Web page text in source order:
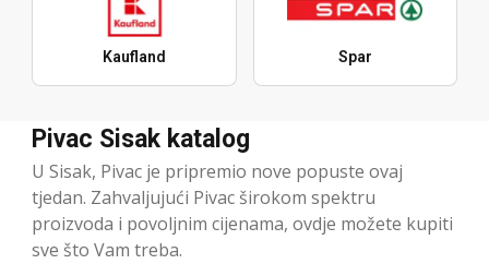
Kaufland Spar
Pivac Sisak katalog
U Sisak, Pivac je pripremio nove popuste ovaj
tjedan. Zahvaljujući Pivac širokom spektru
proizvoda i povoljnim cijenama, ovdje možete kupiti
sve što Vam treba.